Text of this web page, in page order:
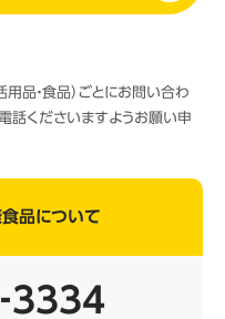
用品・食品）ごとにお問い合わ
話くださいますようお願い申
食品について